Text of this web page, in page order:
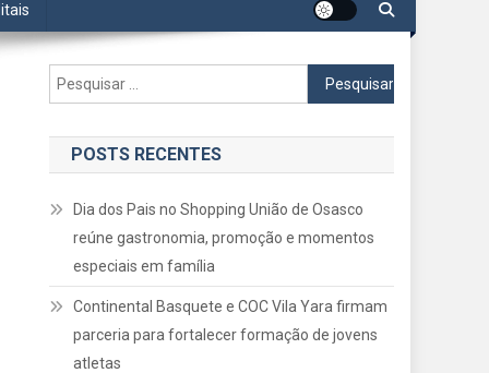
Pesquisar
por:
POSTS RECENTES
Dia dos Pais no Shopping União de Osasco
reúne gastronomia, promoção e momentos
especiais em família
Continental Basquete e COC Vila Yara firmam
parceria para fortalecer formação de jovens
atletas